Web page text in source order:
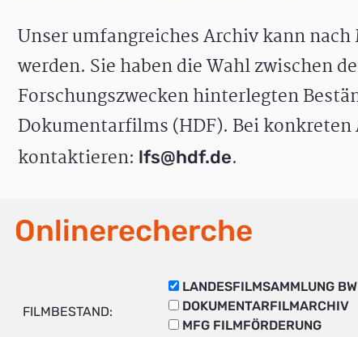
Unser umfangreiches Archiv kann
werden. Sie haben die Wahl zwischen
Forschungszwecken hinterlegten
Dokumentarfilms (HDF). Bei
kontaktieren: lfs@hdf.de.
Onlinerecherche
FILMBESTAND:
LANDESFILMSAMMLUNG BW
DOKUMENTARFILMARCHIV
MFG FILMFÖRDERUNG